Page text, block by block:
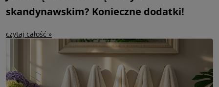
skandynawskim? Konieczne dodatki!
czytaj całość »